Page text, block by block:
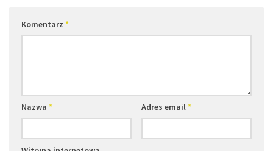
Komentarz *
Nazwa * Adres email*